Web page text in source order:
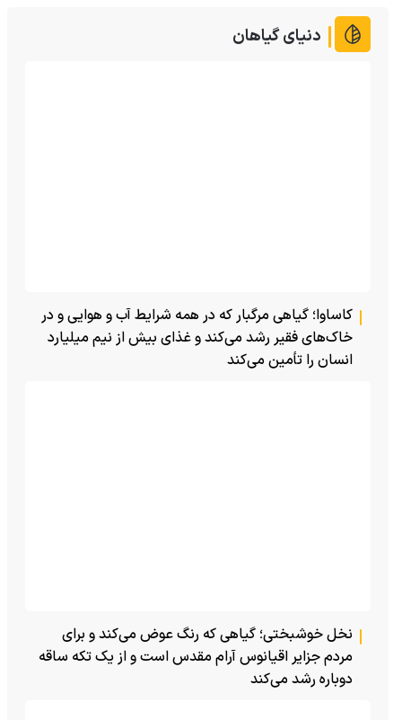
دنیای گیاهان
کاساوا؛ گیاهی مرگبار که در همه شرایط آب و هوایی و در
خاک‌های فقیر رشد می‌کند و غذای بیش از نیم میلیارد
انسان را تأمین می‌کند
نخل خوشبختی؛ گیاهی که رنگ عوض می‌کند و برای
مردم جزایر اقیانوس آرام مقدس است و از یک تکه ساقه
دوباره رشد می‌کند